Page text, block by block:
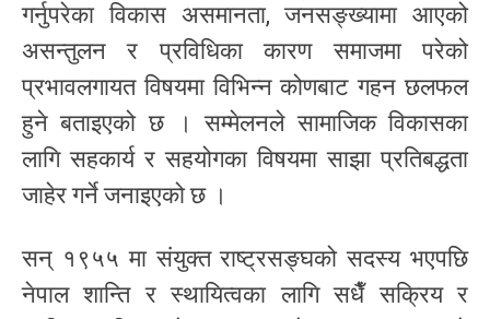
गर्नुपरेका विकास असमानता, जनसङ्ख्यामा आएको
असन्तुलन र प्रविधिका कारण समाजमा परेको
प्रभावलगायत विषयमा विभिन्न कोणबाट गहन छलफल
हुने बताइएको छ । सम्मेलनले सामाजिक विकासका
लागि सहकार्य र सहयोगका विषयमा साझा प्रतिबद्धता
जाहेर गर्ने जनाइएको छ ।
सन् १९५५ मा संयुक्त राष्ट्रसङ्घको सदस्य भएपछि
नेपाल शान्ति र स्थायित्वका लागि सधैँ सक्रिय र